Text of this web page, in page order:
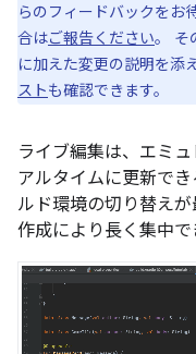
らのフィードバックをお
合はご報告ください。 そ
に加えた変更の説明を添
ストも確認できます。
ライブ編集は、エミ
アルタイムに更新で
ルド環境の切り替え
作成により長く集中で